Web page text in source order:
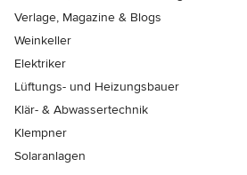
Verlage, Magazine & Blogs
Weinkeller
Elektriker
Lüftungs- und Heizungsbauer
Klär- & Abwassertechnik
Klempner
Solaranlagen